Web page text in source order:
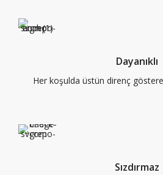
Dayanıklı
Her koşulda üstün direnç
Sızdırmaz